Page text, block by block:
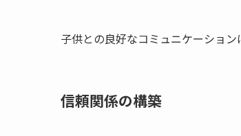
子供との良好なコミュニケーション
信頼関係の構築